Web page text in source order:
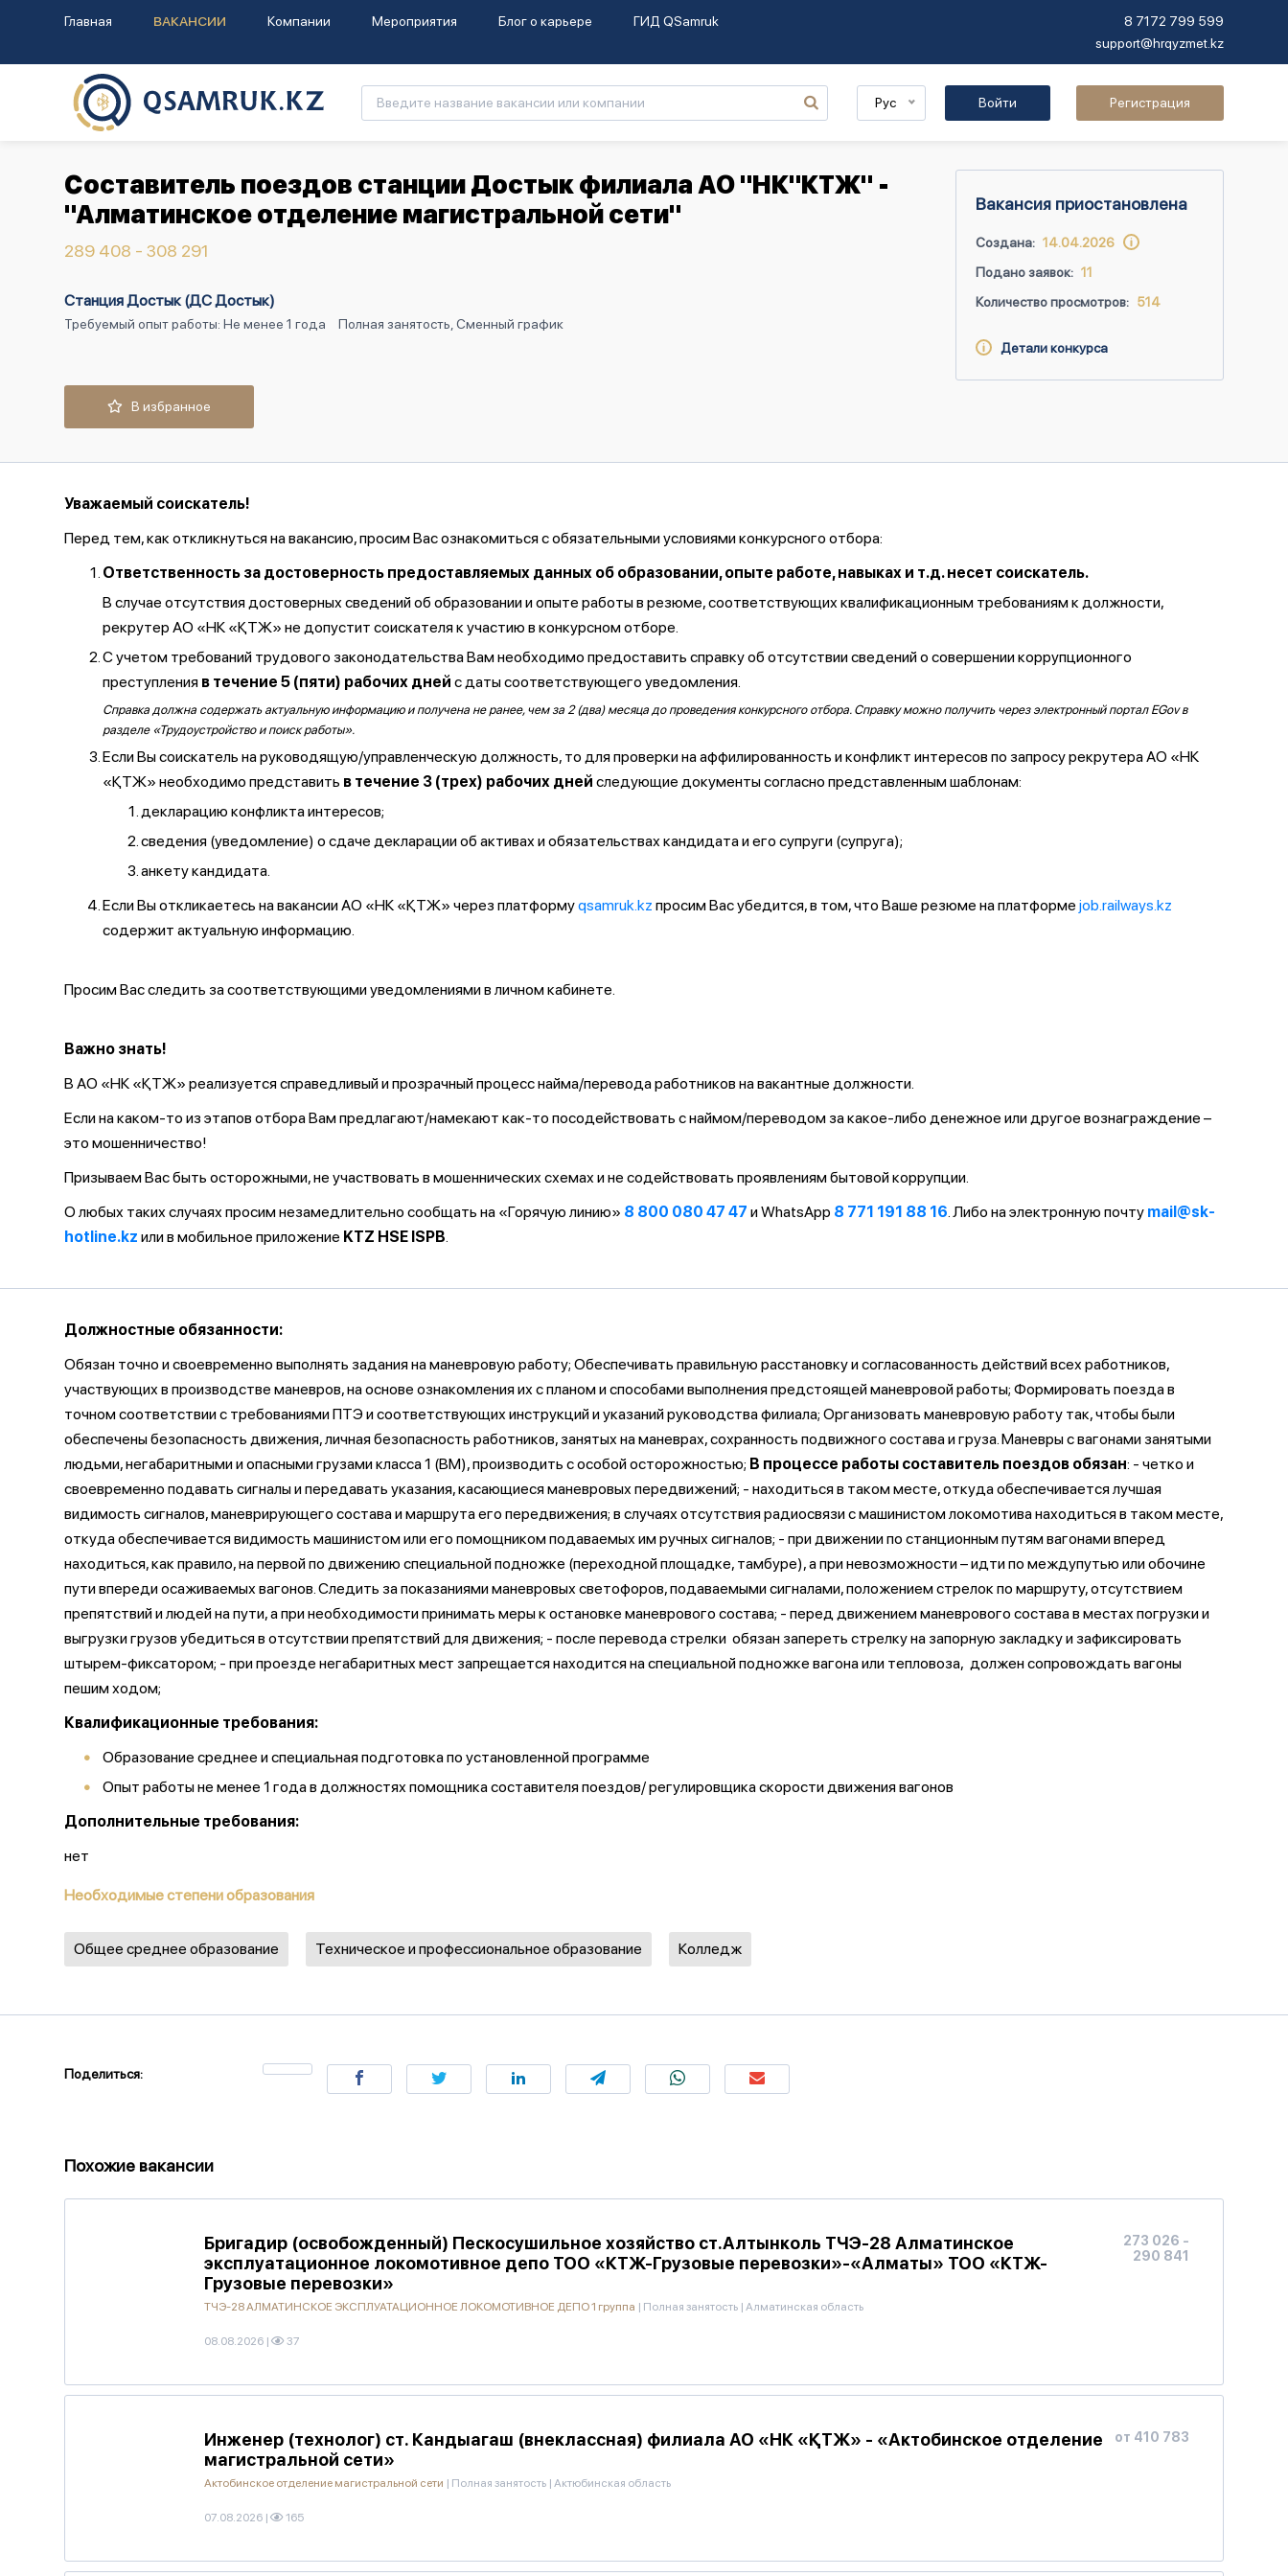
Главная ВАКАНСИИ Компании Мероприятия Блог о карьере ГИД QSamruk
8 7172 799 599
support@hrqyzmet.kz
Рус Войти Регистрация
Составитель поездов станции Достык филиала АО "НК"КТЖ" -
"Алматинское отделение магистральной сети"
289 408 - 308 291
Станция Достык (ДС Достык)
Требуемый опыт работы: Не менее 1 года Полная занятость, Сменный график
Вакансия приостановлена
Создана: 14.04.2026
Подано заявок: 11
Количество просмотров: 514
Детали конкурса
В избранное
Уважаемый соискатель!
Перед тем, как откликнуться на вакансию, просим Вас ознакомиться с обязательными условиями конкурсного отбора:
Ответственность за достоверность предоставляемых данных об образовании, опыте работе, навыках и т.д. несет соискатель.
В случае отсутствия достоверных сведений об образовании и опыте работы в резюме, соответствующих квалификационным требованиям к должности,
рекрутер АО «НК «ҚТЖ» не допустит соискателя к участию в конкурсном отборе.
С учетом требований трудового законодательства Вам необходимо предоставить справку об отсутствии сведений о совершении коррупционного
преступления в течение 5 (пяти) рабочих дней с даты соответствующего уведомления.
Справка должна содержать актуальную информацию и получена не ранее, чем за 2 (два) месяца до проведения конкурсного отбора. Справку можно получить через электронный портал EGov в
разделе «Трудоустройство и поиск работы».
Если Вы соискатель на руководящую/управленческую должность, то для проверки на аффилированность и конфликт интересов по запросу рекрутера АО «НК
«ҚТЖ» необходимо представить в течение 3 (трех) рабочих дней следующие документы согласно представленным шаблонам:
декларацию конфликта интересов;
сведения (уведомление) о сдаче декларации об активах и обязательствах кандидата и его супруги (супруга);
анкету кандидата.
Если Вы откликаетесь на вакансии АО «НК «ҚТЖ» через платформуqsamruk.kz просим Вас убедится, в том, что Ваше резюме на платформе job.railways.kz
содержит актуальную информацию.
Просим Вас следить за соответствующими уведомлениями в личном кабинете.
Важно знать!
В АО «НК «ҚТЖ» реализуется справедливый и прозрачный процесс найма/перевода работников на вакантные должности.
Если на каком-то из этапов отбора Вам предлагают/намекают как-то посодействовать с наймом/переводом за какое-либо денежное или другое вознаграждение –
это мошенничество!
Призываем Вас быть осторожными, не участвовать в мошеннических схемах и не содействовать проявлениям бытовой коррупции.
О любых таких случаях просим незамедлительно сообщать на «Горячую линию» 8 800 080 47 47 и WhatsApp 8 771 191 88 16. Либо на электронную почту mail@sk-
hotline.kz или в мобильное приложение KTZ HSE ISPB.
Должностные обязанности:
Обязан точно и своевременно выполнять задания на маневровую работу; Обеспечивать правильную расстановку и согласованность действий всех работников,
участвующих в производстве маневров, на основе ознакомления их с планом и способами выполнения предстоящей маневровой работы; Формировать поезда в
точном соответствии с требованиями ПТЭ и соответствующих инструкций и указаний руководства филиала; Организовать маневровую работу так, чтобы были
обеспечены безопасность движения, личная безопасность работников, занятых на маневрах, сохранность подвижного состава и груза. Маневры с вагонами занятыми
людьми, негабаритными и опасными грузами класса 1 (ВМ), производить с особой осторожностью; В процессе работы составитель поездов обязан: - четко и
своевременно подавать сигналы и передавать указания, касающиеся маневровых передвижений; - находиться в таком месте, откуда обеспечивается лучшая
видимость сигналов, маневрирующего состава и маршрута его передвижения; в случаях отсутствия радиосвязи с машинистом локомотива находиться в таком месте,
откуда обеспечивается видимость машинистом или его помощником подаваемых им ручных сигналов; - при движении по станционным путям вагонами вперед
находиться, как правило, на первой по движению специальной подножке (переходной площадке, тамбуре), а при невозможности – идти по междупутью или обочине
пути впереди осаживаемых вагонов. Следить за показаниями маневровых светофоров, подаваемыми сигналами, положением стрелок по маршруту, отсутствием
препятствий и людей на пути, а при необходимости принимать меры к остановке маневрового состава; - перед движением маневрового состава в местах погрузки и
выгрузки грузов убедиться в отсутствии препятствий для движения; - после перевода стрелки обязан запереть стрелку на запорную закладку и зафиксировать
штырем-фиксатором; - при проезде негабаритных мест запрещается находится на специальной подножке вагона или тепловоза, должен сопровождать вагоны
пешим ходом;
Квалификационные требования:
Образование среднее и специальная подготовка по установленной программе
Опыт работы не менее 1 года в должностях помощника составителя поездов/ регулировщика скорости движения вагонов
Дополнительные требования:
нет
Необходимые степени образования
Общее среднее образование Техническое и профессиональное образование Колледж
Поделиться:
Похожие вакансии
Бригадир (освобожденный) Пескосушильное хозяйство ст.Алтынколь ТЧЭ-28 Алматинское
эксплуатационное локомотивное депо ТОО «КТЖ-Грузовые перевозки»-«Алматы» ТОО «КТЖ-
Грузовые перевозки»
ТЧЭ-28 АЛМАТИНСКОЕ ЭКСПЛУАТАЦИОННОЕ ЛОКОМОТИВНОЕ ДЕПО 1 группа | Полная занятость | Алматинская область
08.08.2026 | 37
273 026 -
290 841
Инженер (технолог) ст. Кандыагаш (внеклассная) филиала АО «НК «ҚТЖ» - «Актобинское отделение
магистральной сети»
Актобинское отделение магистральной сети | Полная занятость | Актюбинская область
07.08.2026 | 165
от 410 783